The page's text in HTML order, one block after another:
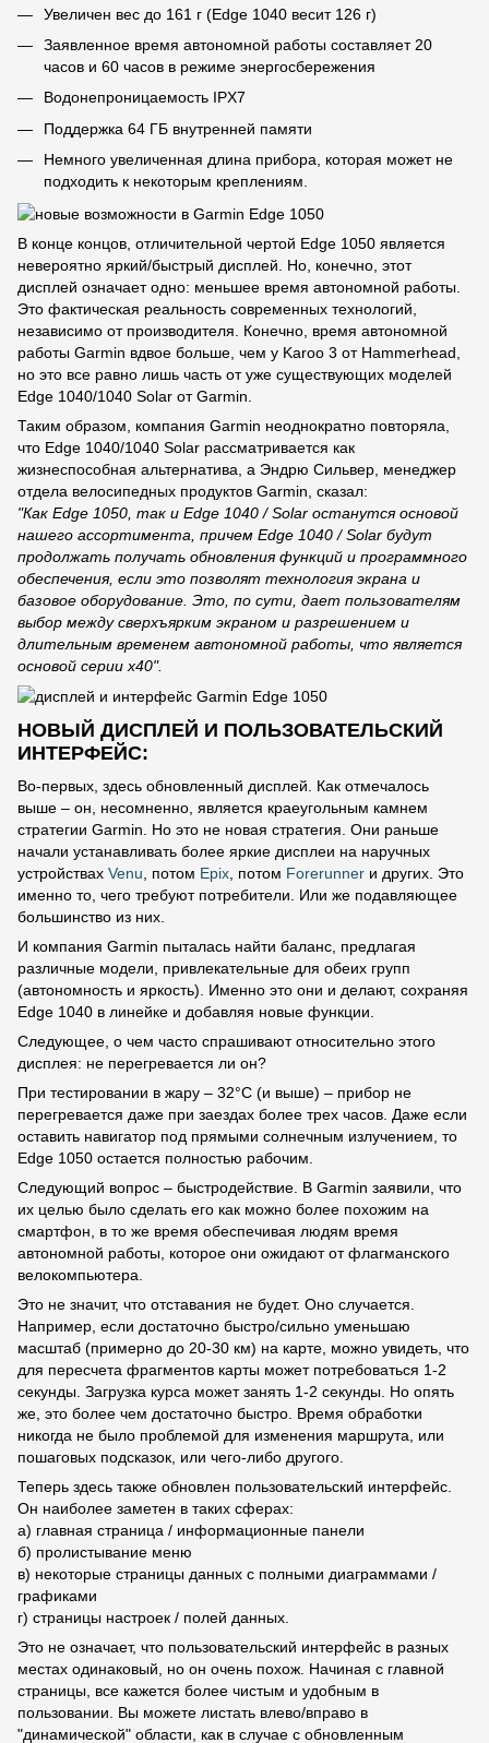
Увеличен вес до 161 г (Edge 1040 весит 126 г)
Заявленное время автономной работы составляет 20
часов и 60 часов в режиме энергосбережения
Водонепроницаемость IPX7
Поддержка 64 ГБ внутренней памяти
Немного увеличенная длина прибора, которая может не
подходить к некоторым креплениям.
В конце концов, отличительной чертой Edge 1050 является
невероятно яркий/быстрый дисплей. Но, конечно, этот
дисплей означает одно: меньшее время автономной работы.
Это фактическая реальность современных технологий,
независимо от производителя. Конечно, время автономной
работы Garmin вдвое больше, чем у Karoo 3 от Hammerhead,
но это все равно лишь часть от уже существующих моделей
Edge 1040/1040 Solar от Garmin.
Таким образом, компания Garmin неоднократно повторяла,
что Edge 1040/1040 Solar рассматривается как
жизнеспособная альтернатива, а Эндрю Сильвер, менеджер
отдела велосипедных продуктов Garmin, сказал:
"Как Edge 1050, так и Edge 1040 / Solar останутся основой
нашего ассортимента, причем Edge 1040 / Solar будут
продолжать получать обновления функций и программного
обеспечения, если это позволят технология экрана и
базовое оборудование. Это, по сути, дает пользователям
выбор между сверхъярким экраном и разрешением и
длительным временем автономной работы, что является
основой серии x40".
НОВЫЙ ДИСПЛЕЙ И ПОЛЬЗОВАТЕЛЬСКИЙ
ИНТЕРФЕЙС:
Во-первых, здесь обновленный дисплей. Как отмечалось
выше – он, несомненно, является краеугольным камнем
стратегии Garmin. Но это не новая стратегия. Они раньше
начали устанавливать более яркие дисплеи на наручных
устройствах Venu , потом Epix , потом Forerunner и других. Это
именно то, чего требуют потребители. Или же подавляющее
большинство из них.
И компания Garmin пыталась найти баланс, предлагая
различные модели, привлекательные для обеих групп
(автономность и яркость). Именно это они и делают, сохраняя
Edge 1040 в линейке и добавляя новые функции.
Следующее, о чем часто спрашивают относительно этого
дисплея: не перегревается ли он?
При тестировании в жару – 32°C (и выше) – прибор не
перегревается даже при заездах более трех часов. Даже если
оставить навигатор под прямыми солнечным излучением, то
Edge 1050 остается полностью рабочим.
Следующий вопрос – быстродействие. В Garmin заявили, что
их целью было сделать его как можно более похожим на
смартфон, в то же время обеспечивая людям время
автономной работы, которое они ожидают от флагманского
велокомпьютера.
Это не значит, что отставания не будет. Оно случается.
Например, если достаточно быстро/сильно уменьшаю
масштаб (примерно до 20-30 км) на карте, можно увидеть, что
для пересчета фрагментов карты может потребоваться 1-2
секунды. Загрузка курса может занять 1-2 секунды. Но опять
же, это более чем достаточно быстро. Время обработки
никогда не было проблемой для изменения маршрута, или
пошаговых подсказок, или чего-либо другого.
Теперь здесь также обновлен пользовательский интерфейс.
Он наиболее заметен в таких сферах:
а) главная страница / информационные панели
б) пролистывание меню
в) некоторые страницы данных с полными диаграммами /
графиками
г) страницы настроек / полей данных.
Это не означает, что пользовательский интерфейс в разных
местах одинаковый, но он очень похож. Начиная с главной
страницы, все кажется более чистым и удобным в
пользовании. Вы можете листать влево/вправо в
"динамической" области, как в случае с обновленным